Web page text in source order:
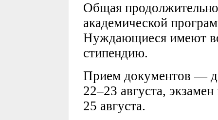
Общая
академической
Нуждающиеся имеют
стипендию.
Прием документов —
22–23 августа,
25 августа.